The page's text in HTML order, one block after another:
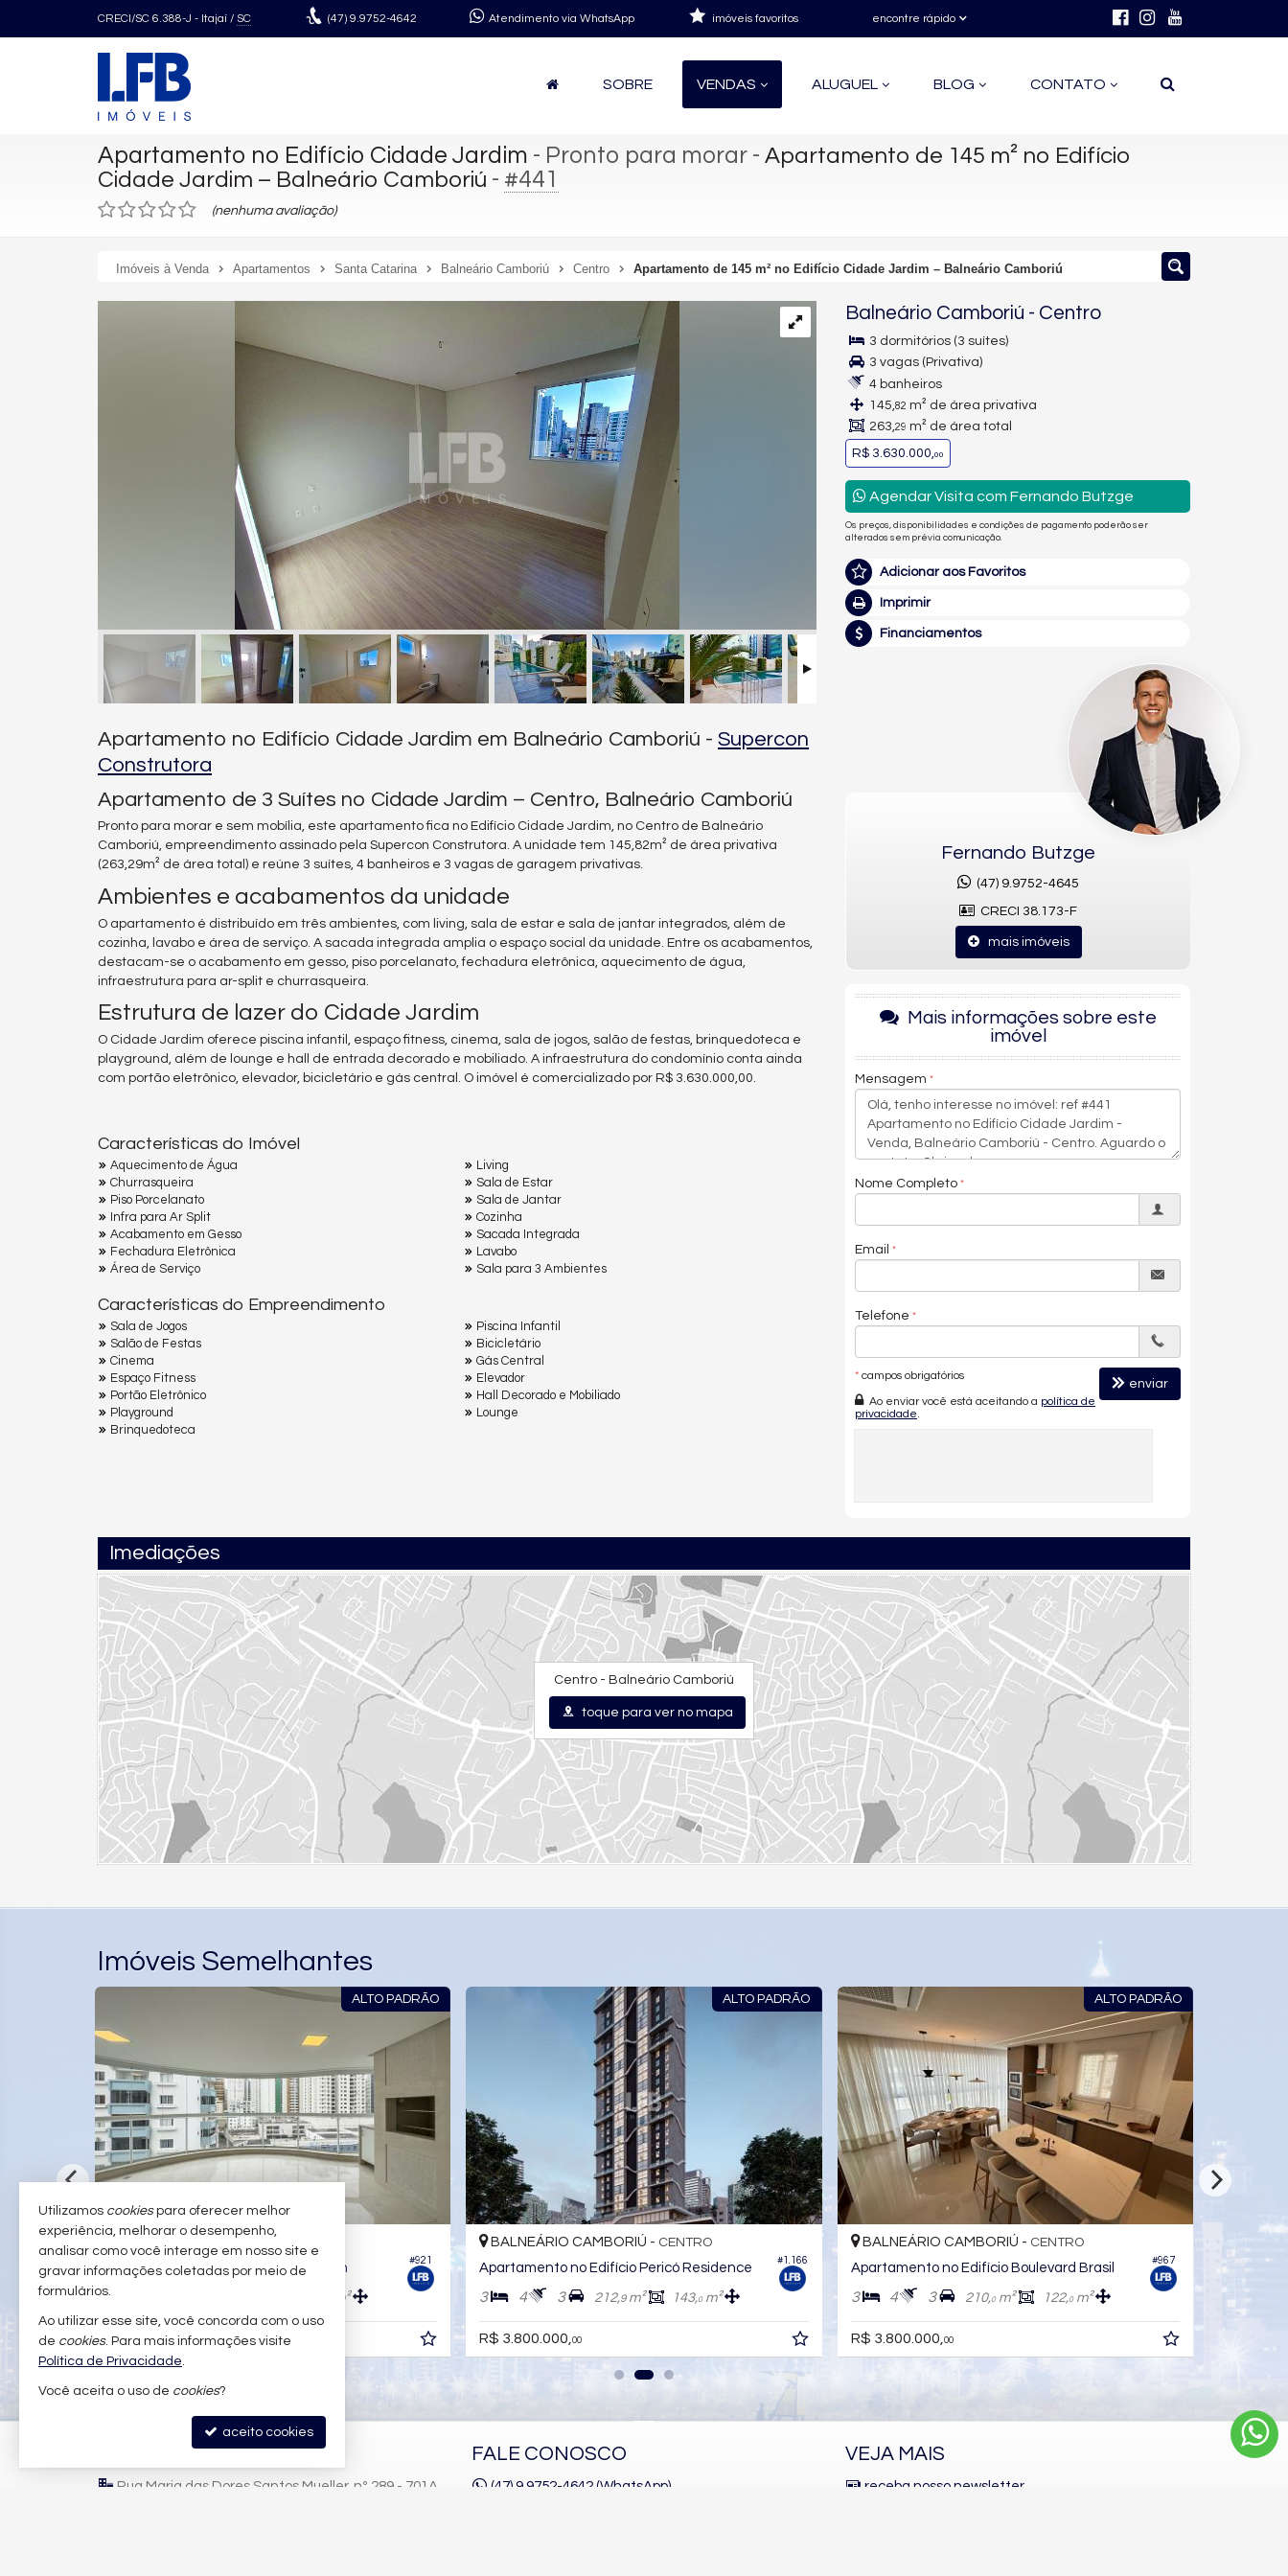
CRECI/SC 6.388-J - Itajaí / SC (47) 9.9752-4642 Atendimento via WhatsApp encontre rápido
imóveis favoritos
SOBRE VENDAS ALUGUEL BLOG CONTATO
Apartamento no Edifício Cidade Jardim - Pronto para morar - Apartamento de 145 m² no Edifício
Cidade Jardim – Balneário Camboriú - #441
(nenhuma avaliação)
Imóveis à Venda Apartamentos Santa Catarina Balneário Camboriú Centro Apartamento de 145 m² no Edifício Cidade Jardim – Balneário Camboriú
Apartamento no Edifício Cidade Jardim em Balneário Camboriú - Supercon
Construtora
Apartamento de 3 Suítes no Cidade Jardim – Centro, Balneário Camboriú
Pronto para morar e sem mobília, este apartamento fica no Edifício Cidade Jardim, no Centro de Balneário
Camboriú, empreendimento assinado pela Supercon Construtora. A unidade tem 145,82m² de área privativa
(263,29m² de área total) e reúne 3 suítes, 4 banheiros e 3 vagas de garagem privativas.
Ambientes e acabamentos da unidade
O apartamento é distribuído em três ambientes, com living, sala de estar e sala de jantar integrados, além de
cozinha, lavabo e área de serviço. A sacada integrada amplia o espaço social da unidade. Entre os acabamentos,
destacam-se o acabamento em gesso, piso porcelanato, fechadura eletrônica, aquecimento de água,
infraestrutura para ar-split e churrasqueira.
Estrutura de lazer do Cidade Jardim
O Cidade Jardim oferece piscina infantil, espaço fitness, cinema, sala de jogos, salão de festas, brinquedoteca e
playground, além de lounge e hall de entrada decorado e mobiliado. A infraestrutura do condomínio conta ainda
com portão eletrônico, elevador, bicicletário e gás central. O imóvel é comercializado por R$ 3.630.000,00.
Características do Imóvel
Aquecimento de Água
Churrasqueira
Piso Porcelanato
Infra para Ar Split
Acabamento em Gesso
Fechadura Eletrônica
Área de Serviço
Living
Sala de Estar
Sala de Jantar
Cozinha
Sacada Integrada
Lavabo
Sala para 3 Ambientes
Características do Empreendimento
Sala de Jogos
Salão de Festas
Cinema
Espaço Fitness
Portão Eletrônico
Playground
Brinquedoteca
Piscina Infantil
Bicicletário
Gás Central
Elevador
Hall Decorado e Mobiliado
Lounge
Balneário Camboriú - Centro
3 dormitórios (3 suítes)
3 vagas (Privativa)
4 banheiros
145,82 m² de área privativa
263,29 m² de área total
R$ 3.630.000,00
Agendar Visita com Fernando Butzge
Os preços, disponibilidades e condições de pagamento poderão ser
alterados sem prévia comunicação.
Adicionar aos Favoritos
Imprimir
Financiamentos
Fernando Butzge
(47) 9.9752-4645
CRECI 38.173-F
mais imóveis
Mais informações sobre este
imóvel
Mensagem
Nome Completo
Email
Telefone
* campos obrigatórios
Ao enviar você está aceitando a política de
privacidade
enviar
Imediações
Centro - Balneário Camboriú
toque para ver no mapa
Imóveis Semelhantes
ALTO PADRÃO
#921
BALNEÁRIO CAMBORIÚ - CENTRO
Apartamento no Edifício La Madeson
3 m²
R$ 3.790.000,00
ALTO PADRÃO
#1.166
BALNEÁRIO CAMBORIÚ - CENTRO
Apartamento no Edifício Pericó Residence
3 4 3 212,9m² 143,0m²
R$ 3.800.000,00
ALTO PADRÃO
#967
BALNEÁRIO CAMBORIÚ - CENTRO
Apartamento no Edifício Boulevard Brasil
3 4 3 210,0m² 122,0m²
R$ 3.800.000, 00
3
LFB IMÓVEIS
Rua Maria das Dores Santos Mueller, nº 289 - 701A
FALE CONOSCO
(47) 9.9752-4642 (WhatsApp)
VEJA MAIS
receba nosso newsletter
Utilizamos cookiespara oferecer melhor
experiência, melhorar o desempenho,
analisar como você interage em nosso site e
gravar informações coletadas por meio de
formulários.
Ao utilizar esse site, você concorda com o uso
de cookies. Para mais informações visite
Política de Privacidade.
Você aceita o uso de cookies?
aceito cookies